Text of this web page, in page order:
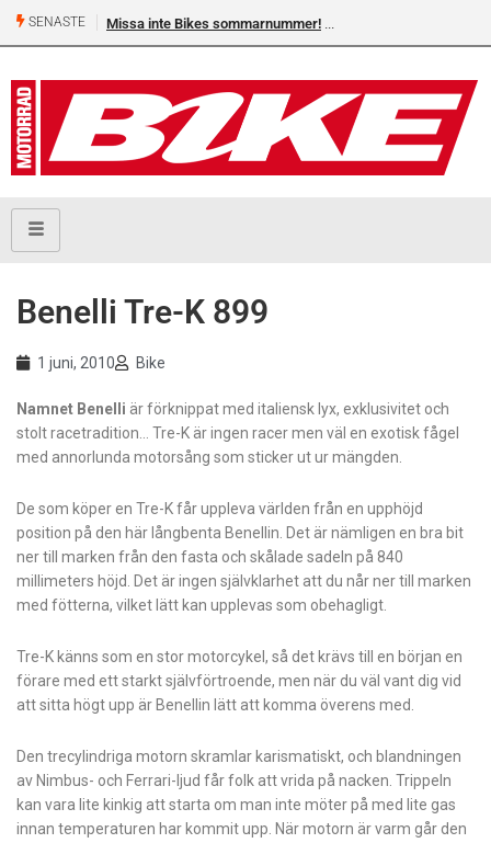
SENASTE Missa inte Bikes sommarnummer!
Benelli Tre-K 899
1 juni, 2010 Bike
Namnet Benelli är förknippat med italiensk lyx, exklusivitet och
stolt racetradition… Tre-K är ingen racer men väl en exotisk fågel
med annorlunda motorsång som sticker ut ur mängden.
De som köper en Tre-K får uppleva världen från en upphöjd
position på den här långbenta Benellin. Det är nämligen en bra bit
ner till marken från den fasta och skålade sadeln på 840
millimeters höjd. Det är ingen självklarhet att du når ner till marken
med fötterna, vilket lätt kan upplevas som obehagligt.
Tre-K känns som en stor motorcykel, så det krävs till en början en
förare med ett starkt självförtroende, men när du väl vant dig vid
att sitta högt upp är Benellin lätt att komma överens med.
Den trecylindriga motorn skramlar karismatiskt, och blandningen
av Nimbus- och Ferrari-ljud får folk att vrida på nacken. Trippeln
kan vara lite kinkig att starta om man inte möter på med lite gas
innan temperaturen har kommit upp. När motorn är varm går den